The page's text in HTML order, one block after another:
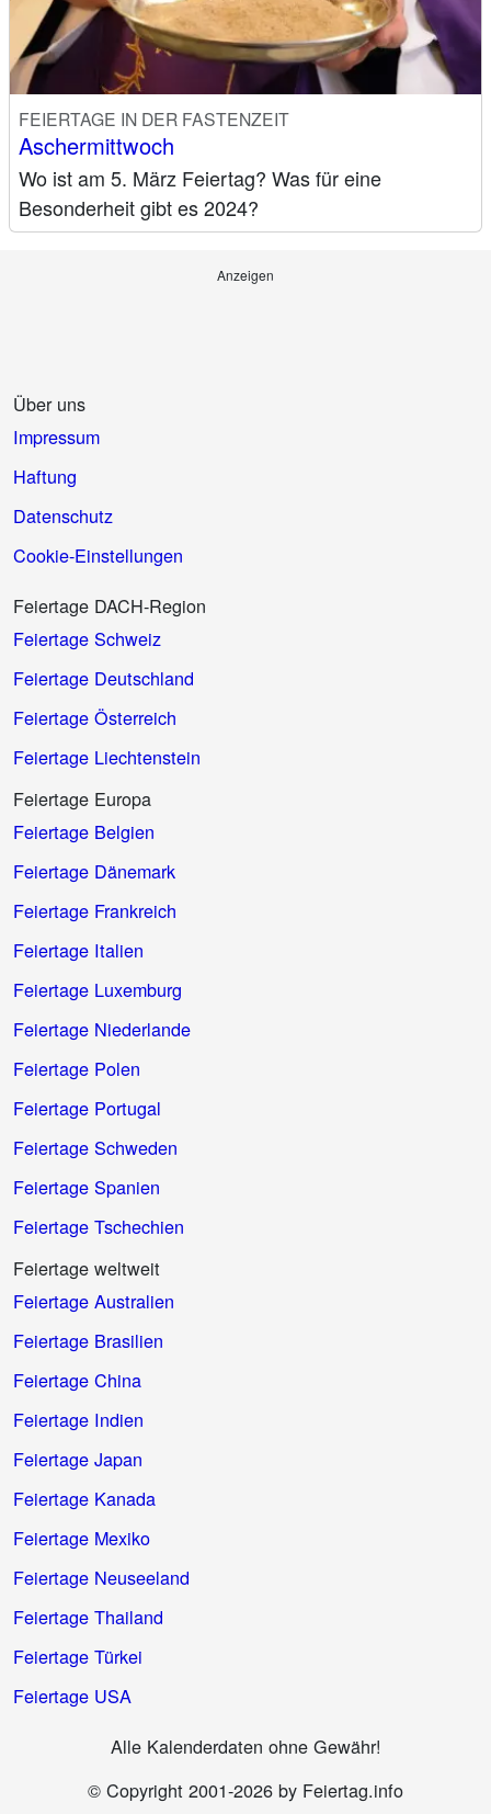
FEIERTAGE IN DER FASTENZEIT
Aschermittwoch
Wo ist am 5. März Feiertag? Was für eine
Besonderheit gibt es 2024?
Anzeigen
Über uns
Impressum
Haftung
Datenschutz
Cookie-Einstellungen
Feiertage DACH-Region
Feiertage Schweiz
Feiertage Deutschland
Feiertage Österreich
Feiertage Liechtenstein
Feiertage Europa
Feiertage Belgien
Feiertage Dänemark
Feiertage Frankreich
Feiertage Italien
Feiertage Luxemburg
Feiertage Niederlande
Feiertage Polen
Feiertage Portugal
Feiertage Schweden
Feiertage Spanien
Feiertage Tschechien
Feiertage weltweit
Feiertage Australien
Feiertage Brasilien
Feiertage China
Feiertage Indien
Feiertage Japan
Feiertage Kanada
Feiertage Mexiko
Feiertage Neuseeland
Feiertage Thailand
Feiertage Türkei
Feiertage USA
Alle Kalenderdaten ohne Gewähr!
© Copyright 2001-2026 by Feiertag.info